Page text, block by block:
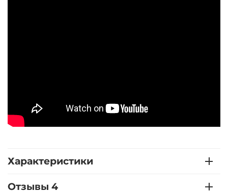
Характеристики
Отзывы 4